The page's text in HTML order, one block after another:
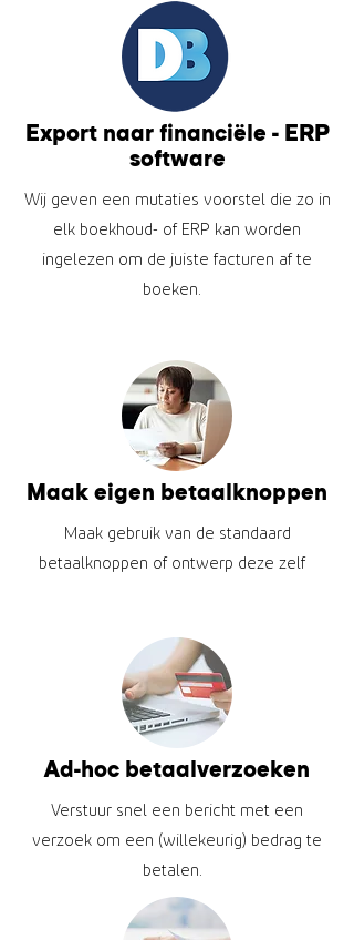
Export naar financiële - ERP
software
Wij geven een mutaties voorstel die zo in
elk boekhoud- of ERP kan worden
ingelezen om de juiste facturen af te
boeken.
Maak eigen betaalknoppen
Maak gebruik van de standaard
betaalknoppen of ontwerp deze zelf
Ad-hoc betaalverzoeken
Verstuur snel een bericht met een
verzoek om een (willekeurig) bedrag te
betalen.